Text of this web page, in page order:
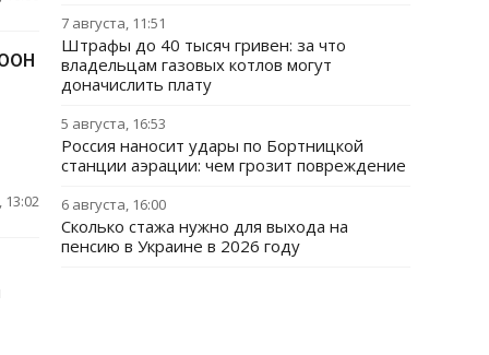
13:02
7 августа, 11:51
Штрафы до 40 тысяч гривен: за что
владельцам газовых котлов могут
доначислить плату
5 августа, 16:53
Россия наносит удары по Бортницкой
станции аэрации: чем грозит повреждение
6 августа, 16:00
Сколько стажа нужно для выхода на
пенсию в Украине в 2026 году